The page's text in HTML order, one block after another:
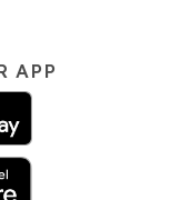
APP